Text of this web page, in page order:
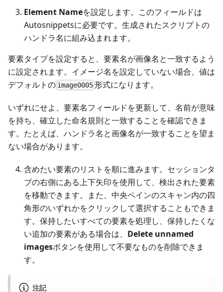
Element Nameを設定します。このフィールドは
Autosnippetsに必要です。生成されたスクリプトの
ハンドラ名に組み込まれます。
要素タイプを設定すると、要素名が画像名と一致するよう
に設定されます。イメージ名を設定していない場合、値は
デフォルトの image0005 形式になります。
いずれにせよ、要素名フィールドを更新して、名前が意味
を持ち、確立した命名規則と一致することを確認できま
す。たとえば、ハンドラ名と画像名が一致することを望ま
ない場合があります。
含めたい要素のリストを順に進みます。セッションタ
ブの右側にある上下矢印を使用して、検出された要素
を移動できます。また、中央ペインのスキャン内の四
角形のいずれかをクリックして選択することもできま
す。保持したいすべての要素を処理し、保持したくな
い追加の要素がある場合は、 Delete unnamed
imagesボタンを使用して不要なものを削除できま
す。
注記